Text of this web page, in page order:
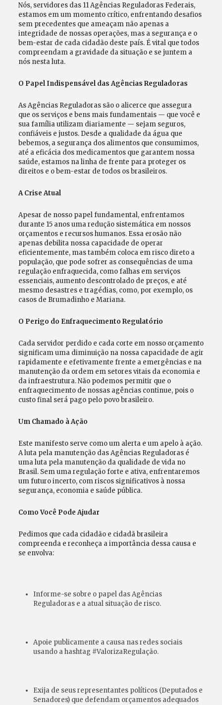
Nós, servidores das 11 Agências Reguladoras Federais,
estamos em um momento crítico, enfrentando desafios
sem precedentes que ameaçam não apenas a
integridade de nossas operações, mas a segurança e o
bem-estar de cada cidadão deste país. É vital que todos
compreendam a gravidade da situação e se juntem a
nós nesta luta.
O Papel Indispensável das Agências Reguladoras
As Agências Reguladoras são o alicerce que assegura
que os serviços e bens mais fundamentais — que você e
sua família utilizam diariamente — sejam seguros,
confiáveis e justos. Desde a qualidade da água que
bebemos, a segurança dos alimentos que consumimos,
até a eficácia dos medicamentos que garantem nossa
saúde, estamos na linha de frente para proteger os
direitos e o bem-estar de todos os brasileiros.
A Crise Atual
Apesar de nosso papel fundamental, enfrentamos
durante 15 anos uma redução sistemática em nossos
orçamentos e recursos humanos. Essa erosão não
apenas debilita nossa capacidade de operar
eficientemente, mas também coloca em risco direto a
população, que pode sofrer as consequências de uma
regulação enfraquecida, como falhas em serviços
essenciais, aumento descontrolado de preços, e até
mesmo desastres e tragédias, como, por exemplo, os
casos de Brumadinho e Mariana.
O Perigo do Enfraquecimento Regulatório
Cada servidor perdido e cada corte em nosso orçamento
significam uma diminuição na nossa capacidade de agir
rapidamente e efetivamente frente a emergências e na
manutenção da ordem em setores vitais da economia e
da infraestrutura. Não podemos permitir que o
enfraquecimento de nossas agências continue, pois o
custo final será pago pelo povo brasileiro.
Um Chamado à Ação
Este manifesto serve como um alerta e um apelo à ação.
A luta pela manutenção das Agências Reguladoras é
uma luta pela manutenção da qualidade de vida no
Brasil. Sem uma regulação forte e ativa, enfrentaremos
um futuro incerto, com riscos significativos à nossa
segurança, economia e saúde pública.
Como Você Pode Ajudar
Pedimos que cada cidadão e cidadã brasileira
compreenda e reconheça a importância dessa causa e
se envolva:
Informe-se sobre o papel das Agências
Reguladoras e a atual situação de risco.
Apoie publicamente a causa nas redes sociais
usando a hashtag #ValorizaRegulação.
Exija de seus representantes políticos (Deputados e
Senadores) que defendam orçamentos adequados